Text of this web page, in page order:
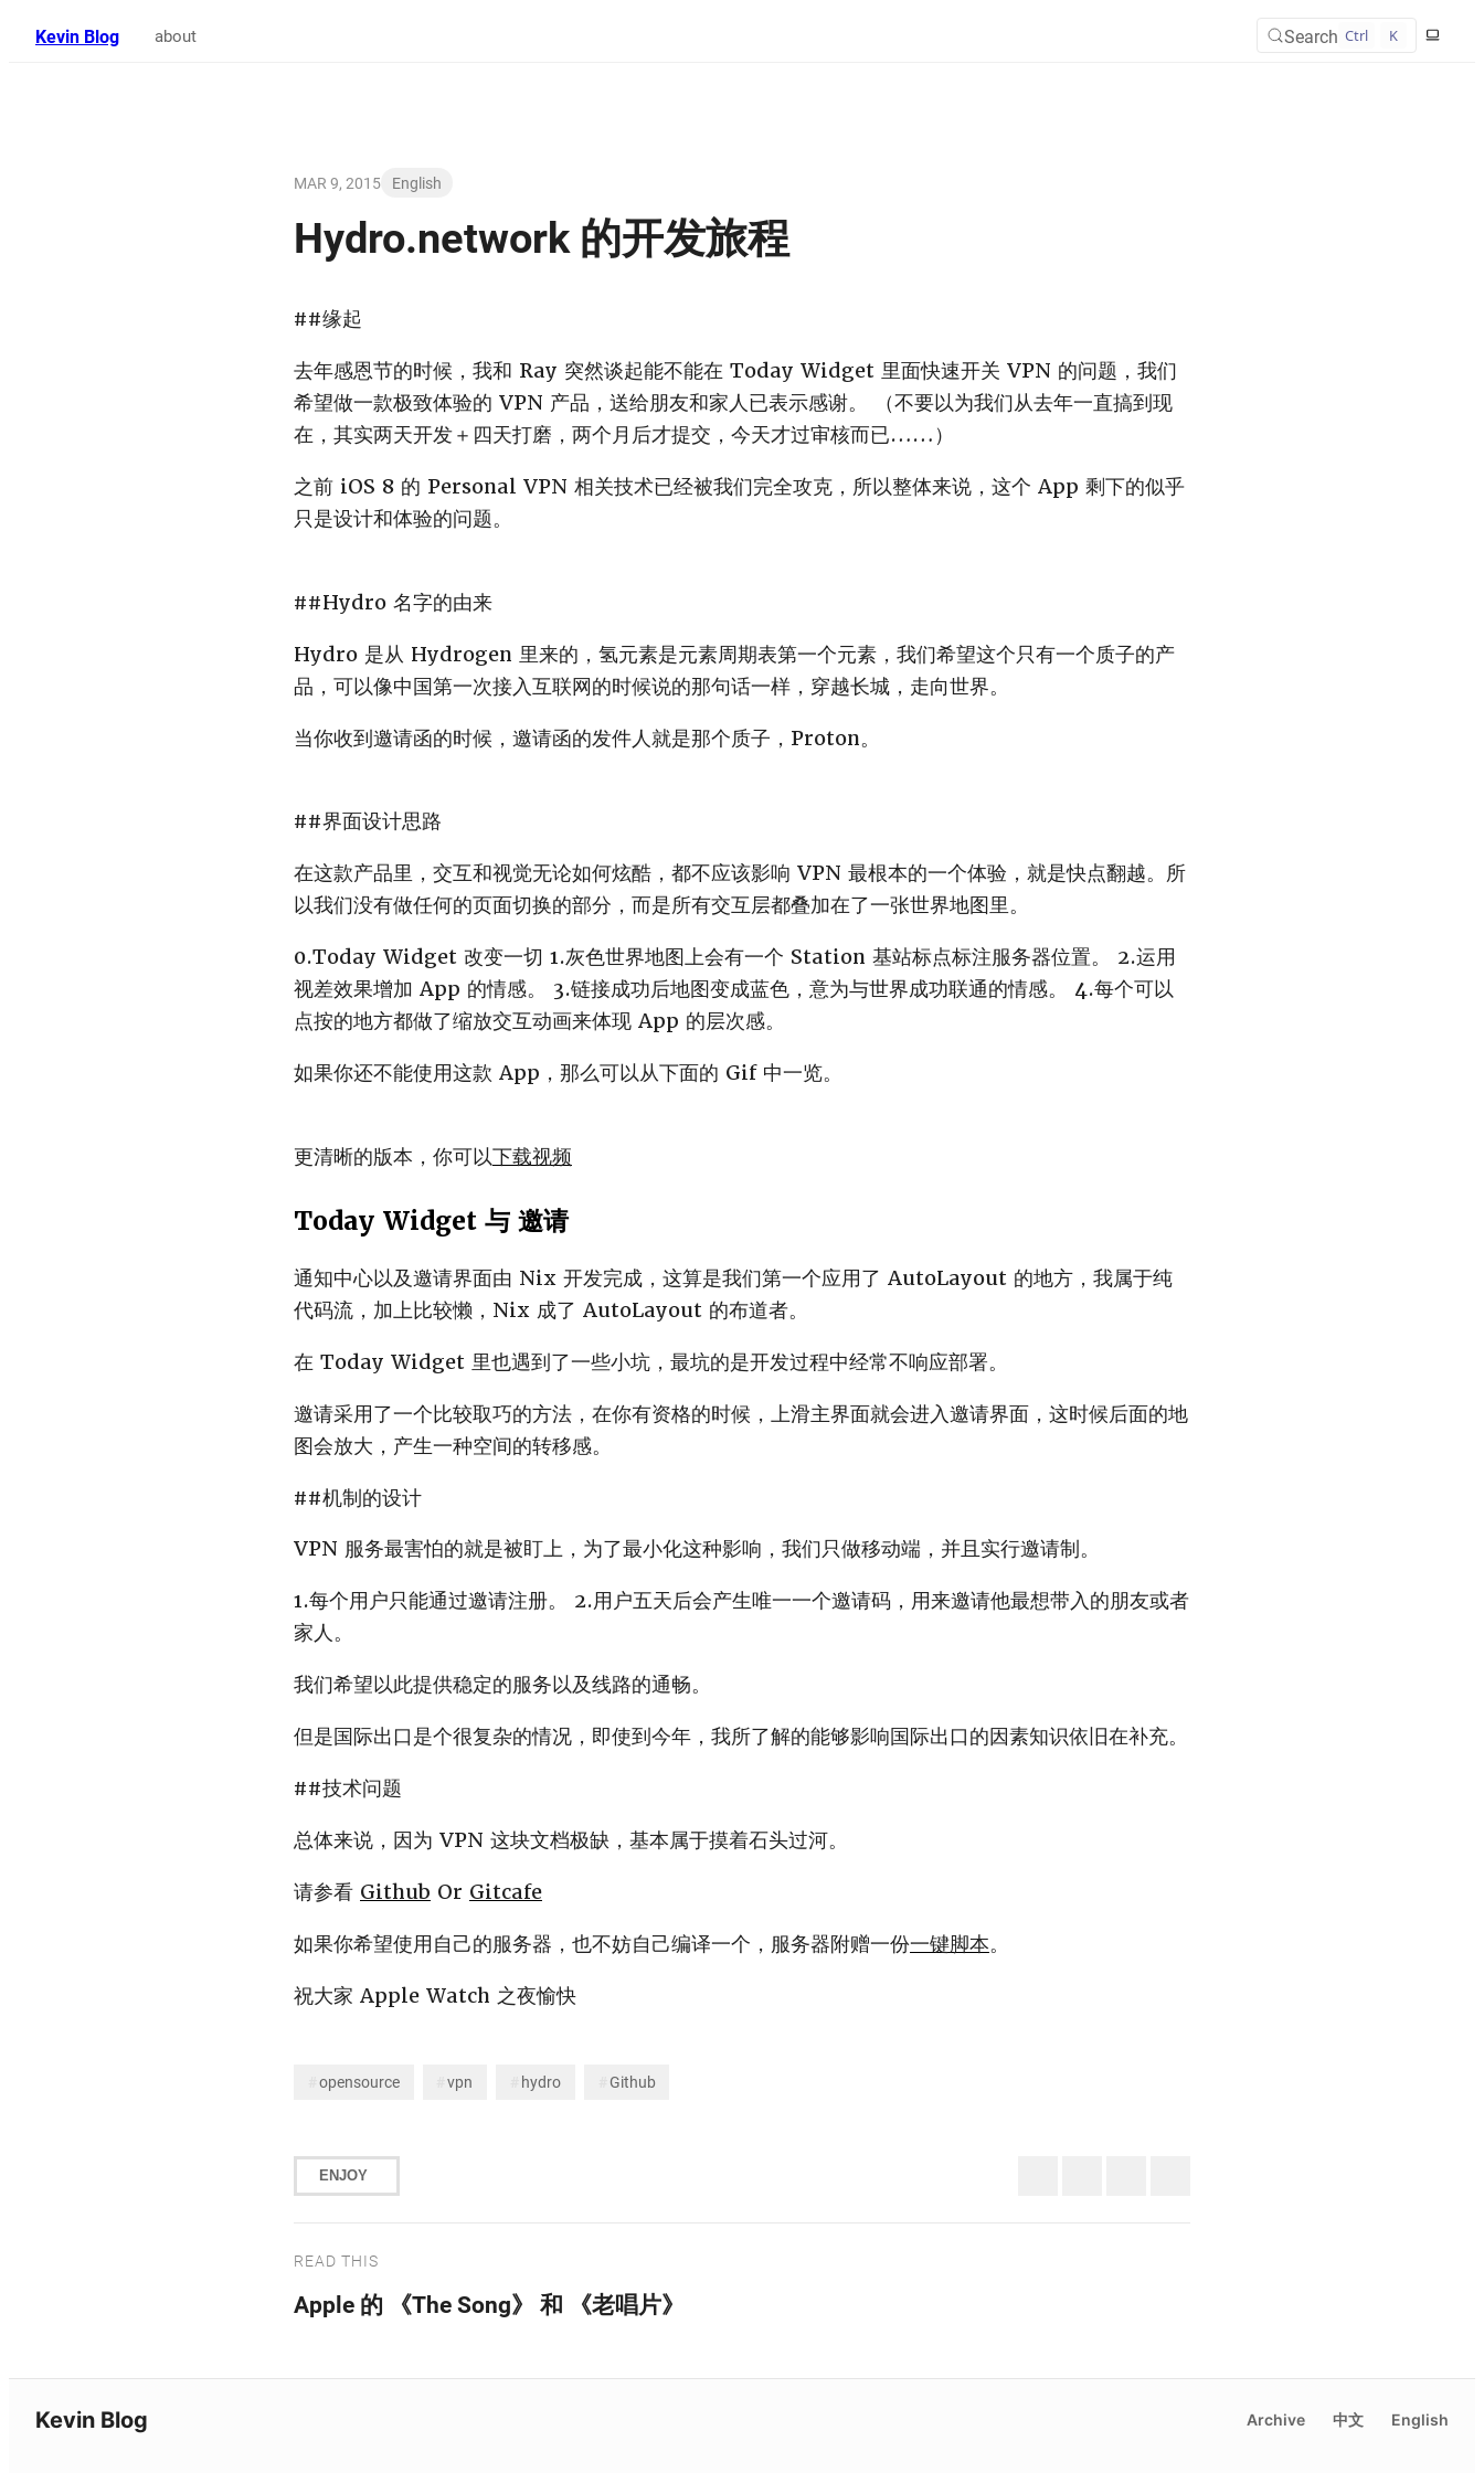
Kevin Blog about Search Ctrl K
MAR 9, 2015 English
Hydro.network 的开发旅程
##缘起
去年感恩节的时候，我和 Ray 突然谈起能不能在 Today Widget 里面快速开关 VPN 的问题，我们
希望做一款极致体验的 VPN 产品，送给朋友和家人已表示感谢。 （不要以为我们从去年一直搞到现
在，其实两天开发＋四天打磨，两个月后才提交，今天才过审核而已……）
之前 iOS 8 的 Personal VPN 相关技术已经被我们完全攻克，所以整体来说，这个 App 剩下的似乎
只是设计和体验的问题。
##Hydro 名字的由来
Hydro 是从 Hydrogen 里来的，氢元素是元素周期表第一个元素，我们希望这个只有一个质子的产
品，可以像中国第一次接入互联网的时候说的那句话一样，穿越长城，走向世界。
当你收到邀请函的时候，邀请函的发件人就是那个质子，Proton。
##界面设计思路
在这款产品里，交互和视觉无论如何炫酷，都不应该影响 VPN 最根本的一个体验，就是快点翻越。所
以我们没有做任何的页面切换的部分，而是所有交互层都叠加在了一张世界地图里。
0.Today Widget 改变一切 1.灰色世界地图上会有一个 Station 基站标点标注服务器位置。 2.运用
视差效果增加 App 的情感。 3.链接成功后地图变成蓝色，意为与世界成功联通的情感。 4.每个可以
点按的地方都做了缩放交互动画来体现 App 的层次感。
如果你还不能使用这款 App，那么可以从下面的 Gif 中一览。
更清晰的版本，你可以下载视频
Today Widget 与 邀请
通知中心以及邀请界面由 Nix 开发完成，这算是我们第一个应用了 AutoLayout 的地方，我属于纯
代码流，加上比较懒，Nix 成了 AutoLayout 的布道者。
在 Today Widget 里也遇到了一些小坑，最坑的是开发过程中经常不响应部署。
邀请采用了一个比较取巧的方法，在你有资格的时候，上滑主界面就会进入邀请界面，这时候后面的地
图会放大，产生一种空间的转移感。
##机制的设计
VPN 服务最害怕的就是被盯上，为了最小化这种影响，我们只做移动端，并且实行邀请制。
1.每个用户只能通过邀请注册。 2.用户五天后会产生唯一一个邀请码，用来邀请他最想带入的朋友或者
家人。
我们希望以此提供稳定的服务以及线路的通畅。
但是国际出口是个很复杂的情况，即使到今年，我所了解的能够影响国际出口的因素知识依旧在补充。
##技术问题
总体来说，因为 VPN 这块文档极缺，基本属于摸着石头过河。
请参看 Github Or Gitcafe
如果你希望使用自己的服务器，也不妨自己编译一个，服务器附赠一份一键脚本。
祝大家 Apple Watch 之夜愉快
opensource vpn hydro Github
ENJOY
READ THIS
Apple 的 《The Song》 和 《老唱片》
Kevin Blog Archive 中文 English